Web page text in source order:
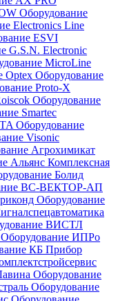
Оборудование
Electronics Line
ESVI
G.S.N. Electronic
MicroLine
Optex Оборудование
Proto-X
Оборудование
Smartec
Оборудование
Visonic
Агрохимикат
Альянс Комплексная
Болид
ВС-ВЕКТОР-АП
Оборудование
ВИСТЛ
Оборудование ИПРо
КБ Прибор
Оборудование
Оборудование